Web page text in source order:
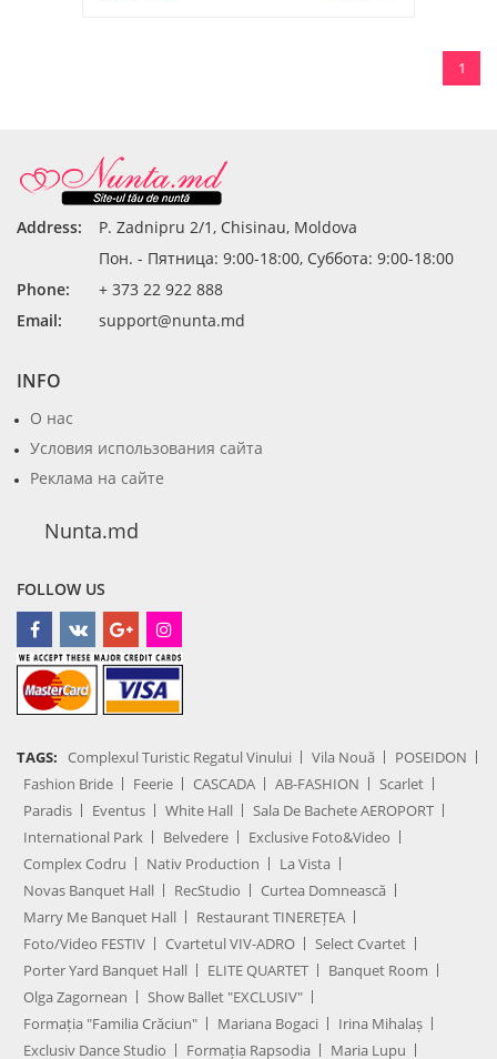
1
Address:
P. Zadnipru 2/1, Chisinau, Moldova
Пон. - Пятница: 9:00-18:00, Суббота: 9:00-18:00
Phone:
+ 373 22 922 888
Email:
support@nunta.md
INFO
О нас
Условия использования сайта
Реклама на сайте
Nunta.md
FOLLOW US
TAGS: Complexul Turistic Regatul Vinului Vila Nouă
POSEIDON
Fashion Bride
Feerie CASCADA AB-FASHION
Scarlet
Paradis
Eventus White Hall
Sala De Bachete AEROPORT
International Park
Belvedere
Exclusive Foto&Video
Complex Codru
Nativ Production
La Vista
Novas Banquet Hall
RecStudio
Curtea Domnească
Marry Me Banquet Hall
Restaurant TINEREȚEA
Foto/Video FESTIV
Cvartetul VIV-ADRO
Select Cvartet
Porter Yard Banquet Hall
ELITE QUARTET
Banquet Room
Olga Zagornean
Show Ballet "EXCLUSIV"
Formația "Familia Crăciun"
Mariana Bogaci
Irina Mihalaș
Exclusiv Dance Studio
Formația Rapsodia Maria Lupu